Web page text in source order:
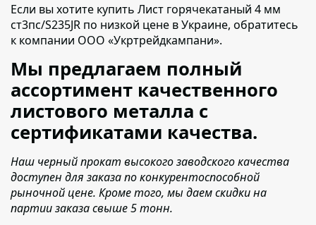
Если вы хотите купить Лист горячекатаный 4 мм
ст3пс/S235JR по низкой цене в Украине, обратитесь
к компании ООО «Укртрейдкампани».
Мы предлагаем полный
ассортимент качественного
листового металла с
сертификатами качества.
Наш черный прокат высокого заводского качества
доступен для заказа по конкурентоспособной
рыночной цене. Кроме того, мы даем скидки на
партии заказа свыше 5 тонн.